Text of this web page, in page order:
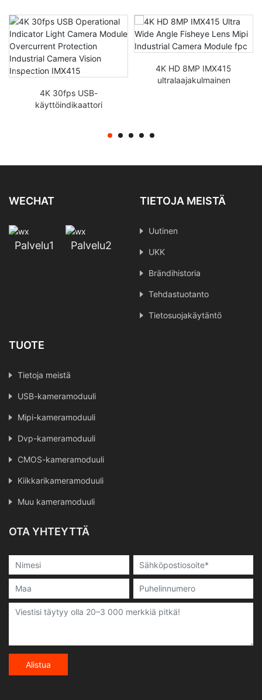
4K 30fps USB-
käyttöindikaattori
4K HD 8MP IMX415
ultralaajakulmainen
WECHAT
Palvelu1 Palvelu2
TIETOJA MEISTÄ
Uutinen
UKK
Brändihistoria
Tehdastuotanto
Tietosuojakäytäntö
TUOTE
Tietoja meistä
USB-kameramoduuli
Mipi-kameramoduuli
Dvp-kameramoduuli
CMOS-kameramoduuli
Kiikkarikameramoduuli
Muu kameramoduuli
OTA YHTEYTTÄ
Alistua